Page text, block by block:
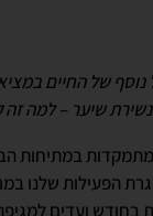
של החיים
נשירת שיער – למה זה
במתיחות
הפעילות שלנו
בחודש ועדים